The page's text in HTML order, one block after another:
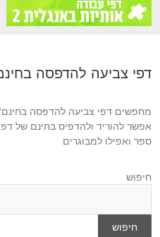
דפי צביעה להדפסה
מחפשים דפי צביעה להדפסה
אפשר להוריד ולהדפיס בחינם של
ספר ואפילו למבוגרים
חיפוש
חיפוש